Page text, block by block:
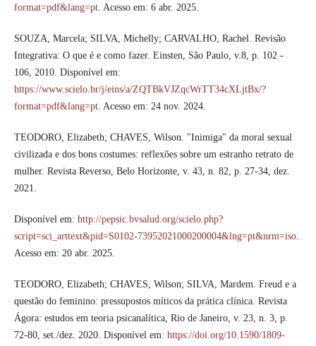
format=pdf&lang=pt. Acesso em: 6 abr. 2025.
SOUZA, Marcela; SILVA, Michelly; CARVALHO, Rachel. Revisão
Integrativa: O que é e como fazer. Einsten, São Paulo, v.8, p. 102 -
106, 2010. Disponível em:
https://www.scielo.br/j/eins/a/ZQTBkVJZqcWrTT34cXLjtBx/?
format=pdf&lang=pt. Acesso em: 24 nov. 2024.
TEODORO, Elizabeth; CHAVES, Wilson. "Inimiga" da moral sexual
civilizada e dos bons costumes: reflexões sobre um estranho retrato de
mulher. Revista Reverso, Belo Horizonte, v. 43, n. 82, p. 27-34, dez.
2021.
Disponível em: http://pepsic.bvsalud.org/scielo.php?
script=sci_arttext&pid=S0102-73952021000200004&lng=pt&nrm=iso.
Acesso em: 20 abr. 2025.
TEODORO, Elizabeth; CHAVES, Wilson; SILVA, Mardem. Freud e a
questão do feminino: pressupostos míticos da prática clínica. Revista
Ágora: estudos em teoria psicanalítica, Rio de Janeiro, v. 23, n. 3, p.
72-80, set./dez. 2020. Disponível em: https://doi.org/10.1590/1809-